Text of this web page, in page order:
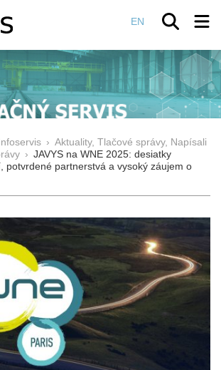
EN
› Aktuality, Tlačové správy, Napísali
› JAVYS na WNE 2025: desiatky
potvrdené partnerstvá a vysoký záujem o